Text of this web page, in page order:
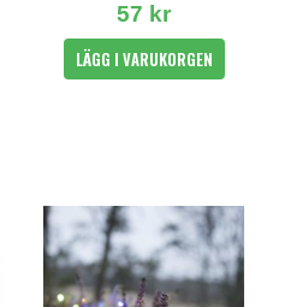
57 kr
LÄGG I VARUKORGEN